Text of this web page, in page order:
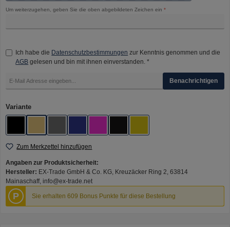
Um weiterzugehen, geben Sie die oben abgebildeten Zeichen ein *
Ich habe die Datenschutzbestimmungen zur Kenntnis genommen und die
AGB gelesen und bin mit ihnen einverstanden. *
Benachrichtigen
Varianteauswählen
Zum Merkzettel hinzufügen
Angaben zur Produktsicherheit:
Hersteller: EX-Trade GmbH & Co. KG, Kreuzäcker Ring 2, 63814
Mainaschaff, info@ex-trade.net
P Sie erhalten 609 Bonus Punkte für diese Bestellung